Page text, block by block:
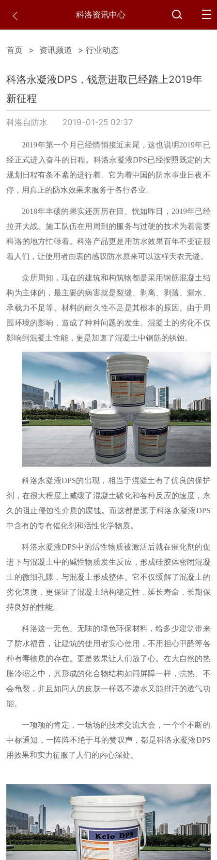
科洛资讯中心
首页 > 资讯频道 > 行业动态
科洛永凝液DPS，锐意进取已经踏上2019年
新征程
科洛自防水 2019-01-25 02:37
2019年第一个月已经悄悄接近末尾，这也说明2019年已
经正式进入奋斗的日程。科洛永凝液DPS已经按照既定的大
规划日程有条不紊的进行着。它为着中国的防水事业日夜不
停，用真正的防水效果来服务于各行各业。
2018年丰硕的果实还历历在目、恍如昨日，2019年已经
拉开大战。施工队伍在用周到的服务与过硬的技术为着需要
科洛的地方忙碌着。科洛产品更是用防水效果百年不变征服
着人们，让使用者由衷的感叹防水原来可以这样天衣无缝。
众所周知，现在的建筑和构筑物都是采用钢筋混凝土结
构为主体的，最主要的病害就是裂缝、剥离、剥落、漏水、
承载力不足等。材料的耐久性不足是其根本的原因。由于周
围环境的影响，造成了种种问题的发生。混凝土的劣化不仅
影响到混凝土性能，更是加速了混凝土中钢筋的锈蚀。
科洛永凝液DPS的出现，相当于混凝土有了优良的保护
剂，在很大程度上减缓了混凝土碳化和各种反应的速度，永
久的阻止侵蚀性介质的腐蚀。而这都是源于科洛永凝液DPS
中含有的专有催化剂和活性化学物质。
科洛永凝液DPS中的活性物质被激活后就在催化剂的促
进下与混凝土中的碱性物质发生反应，形成硅胶体密闭混凝
土的微细孔隙，与混凝土形成整体。它不仅缓解了混凝土的
劣化速度，更保证了混凝土结构稳定性，延长寿命，长期保
持良好的性能。
科洛这一无色、无味的绿色环保材料，给多少建筑带来
了防水福音，让建筑的使用者安心使用，不用担心甲醛等各
种有毒物质的存在。更是效果让人们放了心。在大自然的热
胀冷缩之中，其形成的化合物结构如同屏障一样，抗热、不
会龟裂，并且如同人的皮肤一样既不渗水又能排汗的透气功
能。
一项项的肯定，一场场的技术交流大会，一个个不断的
中标通知，一阵阵不绝于耳的赞叹声，都是科洛永凝液DPS
用效果和实力征服了人们的内心深处。